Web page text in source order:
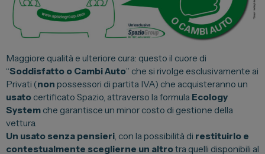
Fiat Professional
Citroen
Servizi
Auto Usate e Km Zero
Officina
Maggiore qualità e ulteriore cura: questo il cuore di
“Soddisfatto o Cambi Auto” che si rivolge esclusivamente ai
Privati (non possessori di partita IVA) che acquisteranno un
usato certificato Spazio, attraverso la formula Ecology
Systemche garantisce un minor costo di gestione della
vettura.
Un usato senza pensieri, con la possibilità di restituirlo e
contestualmente sceglierne un altrotra quelli disponibili al